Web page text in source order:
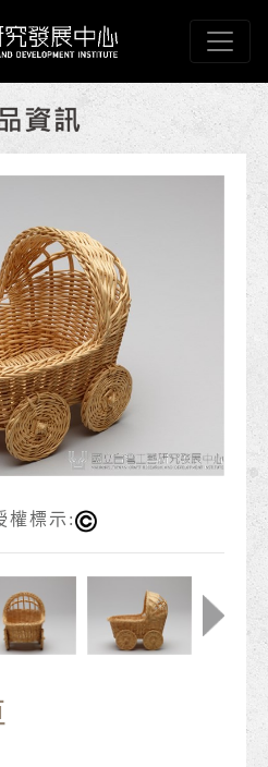
藝研究發
權標示: